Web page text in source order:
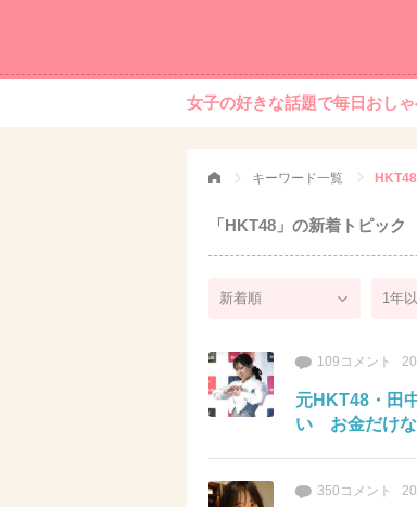
女子の好きな話題で毎日おしゃ
キーワード一覧 HKT48
「HKT48」の新着トピック
109コメント
元HKT48・田
い お金だけな
350コメント